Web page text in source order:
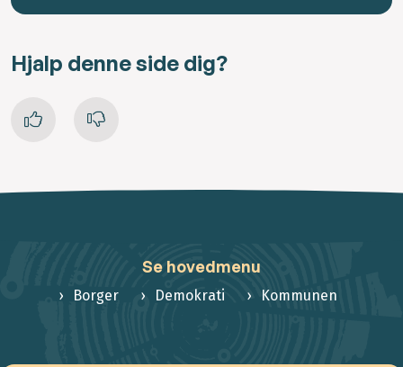
Hjalp denne side dig?
Se hovedmenu
Borger Demokrati Kommunen